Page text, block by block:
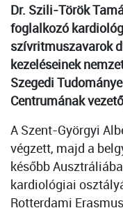
Dr. Szili-Török
foglalkozó
szívritmuszavarok
kezeléseinek
Szegedi
Centrumának
A Szent-Györgyi
végzett, majd a
később
kardiológiai
Rotterdami